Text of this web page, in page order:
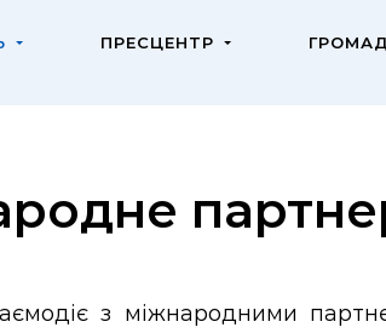
ПРЕСЦЕНТР
з міжнародними